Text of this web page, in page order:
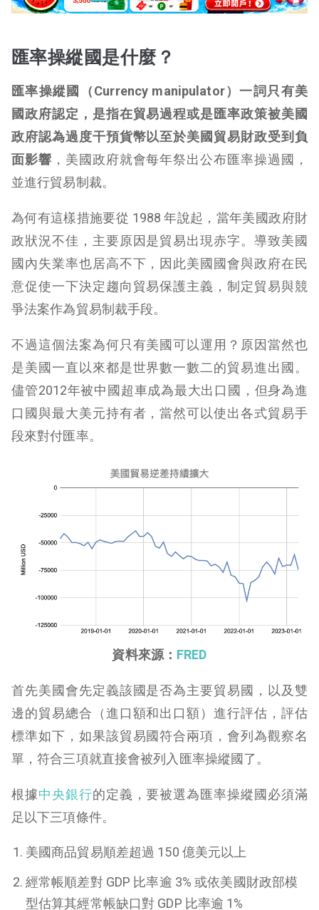
匯率操縱國是什麼？
匯率操縱國（Currency manipulator）一詞只有美
國政府認定，是指在貿易過程或是匯率政策被美國
政府認為過度干預貨幣以至於美國貿易財政受到負
面影響 ，美國政府就會每年祭出公布匯率操過國，
並進行貿易制裁。
為何有這樣措施要從 1988 年說起，當年美國政府財
政狀況不佳，主要原因是貿易出現赤字。導致美國
國內失業率也居高不下，因此美國國會與政府在民
意促使一下決定趨向貿易保護主義，制定貿易與競
爭法案作為貿易制裁手段。
不過這個法案為何只有美國可以運用？原因當然也
是美國一直以來都是世界數一數二的貿易進出國。
儘管2012年被中國超車成為最大出口國，但身為進
口國與最大美元持有者，當然可以使出各式貿易手
段來對付匯率。
資料來源： FRED
首先美國會先定義該國是否為主要貿易國，以及雙
邊的貿易總合（進口額和出口額）進行評估，評估
標準如下，如果該貿易國符合兩項，會列為觀察名
單，符合三項就直接會被列入匯率操縱國了。
根據中央銀行的定義，要被選為匯率操縱國必須滿
足以下三項條件。
美國商品貿易順差超過 150 億美元以上
經常帳順差對 GDP 比率逾 3% 或依美國財政部模
型估算其經常帳缺口對 GDP 比率逾 1%